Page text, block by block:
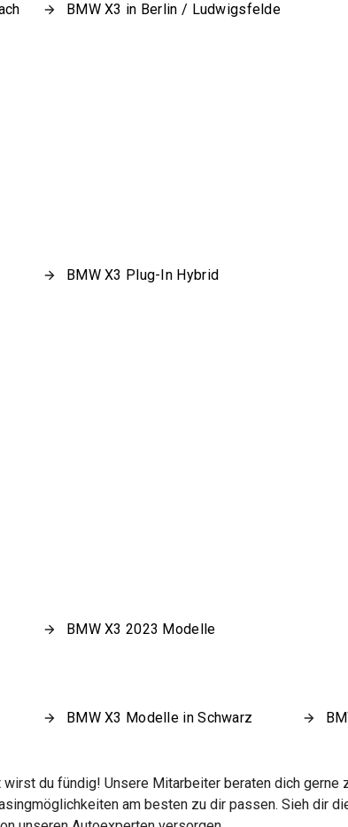
BMW X3 in Berlin / Ludwigsfelde
BMW X3 Plug-In Hybrid
BMW X3 2023 Modelle
BMW X3 Modelle in Schwarz
du fündig! Unsere Mitarbeiter beraten dich gerne
am besten zu dir passen. Sieh dir